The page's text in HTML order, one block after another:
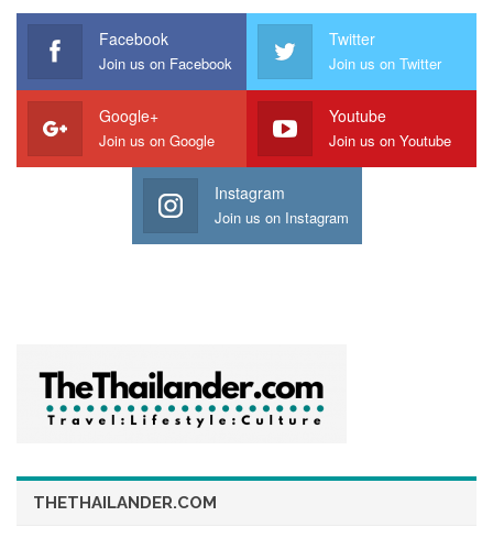
กิจกรรม “เที่ยวชุมชน ยลวิถี” บ้านท่าโพถือเป็นอีกหนึ่งก้าวสำคัญ
จังหวัดอุทัยธานีขอเชิญชวนนักท่องเที่ยวร่วมมาเยือนชุมชนบ้านท่า
โพ เพื่อสัมผัสมนต์เสน่ห์แห่งวิถีชุมชน อาหารพื้นถิ่น และวัฒนธรรม
อันงดงามของจังหวัดอุทัยธานีด้วยตนเอง
Facebook
Join us on Facebook
Twitter
Join us on Twitter
Google+
Join us on Google
Youtube
Join us on Youtube
Instagram
Join us on Instagram
THETHAILANDER.COM